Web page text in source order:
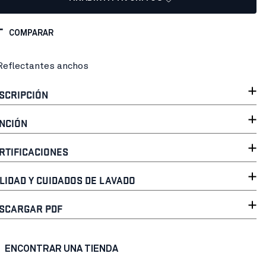
COMPARAR
anchos
Y CUIDADOS DE LAVADO
PDF
ENCONTRAR UNA TIENDA